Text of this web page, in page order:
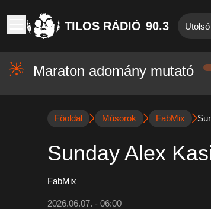
TILOS RÁDIÓ 90.3
Maraton adomány mutató
Főoldal Műsorok FabMix
Sunday Alex
FabMix
2026.06.07. - 06:00